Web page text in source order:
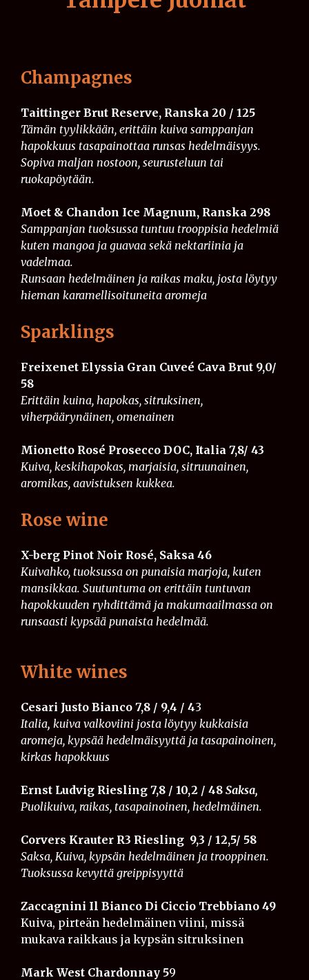
Champagnes
Taittinger Brut Reserve, Ranska 20 / 125
Tämän tyylikkään, erittäin kuiva samppanjan
hapokkuus tasapainottaa runsas hedelmäisyys.
Sopiva maljan nostoon, seurusteluun tai
ruokapöytään.
Moet & Chandon Ice Magnum, Ranska 298
Samppanjan tuoksussa tuntuu trooppisia hedelmiä
kuten mangoa ja guavaa sekä nektariinia ja
vadelmaa.
Runsaan hedelmäinen ja raikas maku, josta löytyy
hieman karamellisoituneita aromeja
Sparklings
Freixenet Elyssia Gran Cuveé Cava Brut 9,0/
58
Erittäin kuina, hapokas, sitruksinen,
viherpäärynäinen, omenainen
Mionetto Rosé Prosecco DOC, Italia 7,8/ 43
Kuiva, keskihapokas, marjaisia, sitruunainen,
aromikas, aavistuksen kukkea.
Rose wine
X-berg Pinot Noir Rosé, Saksa 46
Kuivahko, tuoksussa on punaisia marjoja, kuten
mansikkaa. Suutuntuma on erittäin tuntuvan
hapokkuuden ryhdittämä ja makumaailmassa on
runsaasti kypsää punaista hedelmää.
White wines
Cesari Justo Bianco​ 7,8 / 9,4 / 43
Italia, kuiva valkoviini josta löytyy kukkaisia
aromeja, kypsää hedelmäisyyttä ja tasapainoinen,
kirkas hapokkuus
Ernst Ludvig Riesling ​​​7,8 / 10,2 / 48 Saksa,
Puolikuiva, raikas, tasapainoinen, hedelmäinen.
Corvers Krauter R3 Riesling​​​​ 9,3 / 12,5/ 58
Saksa, Kuiva, kypsän hedelmäinen ja trooppinen.
Tuoksussa kevyttä greippisyyttä
Zaccagnini Il Bianco Di Ciccio Trebbiano 49
Kuiva, pirteän hedelmäinen viini, missä
mukava raikkaus ja kypsän sitruksinen
Mark West Chardonnay 59